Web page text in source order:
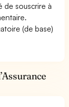
de souscrire à
(de base)